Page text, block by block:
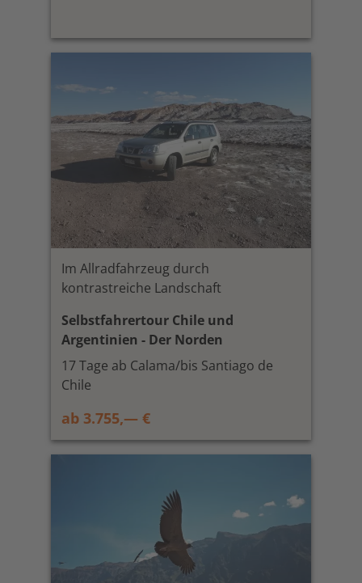
Im Allradfahrzeug durch
kontrastreiche Landschaft
Selbstfahrertour Chile und
Argentinien - Der Norden
17 Tage ab Calama/bis Santiago de
Chile
ab 3.755,— €